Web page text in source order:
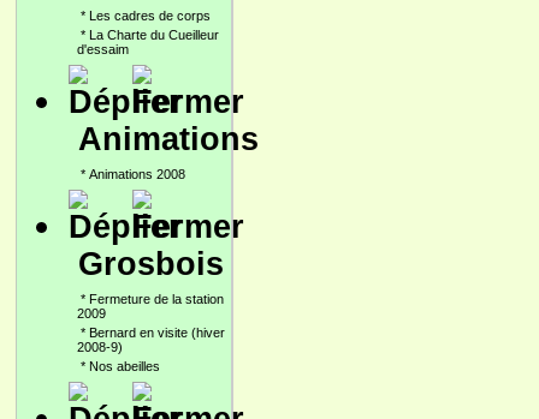
* Les cadres de corps
* La Charte du Cueilleur
d'essaim
Animations
* Animations 2008
Grosbois
* Fermeture de la station
2009
* Bernard en visite (hiver
2008-9)
* Nos abeilles